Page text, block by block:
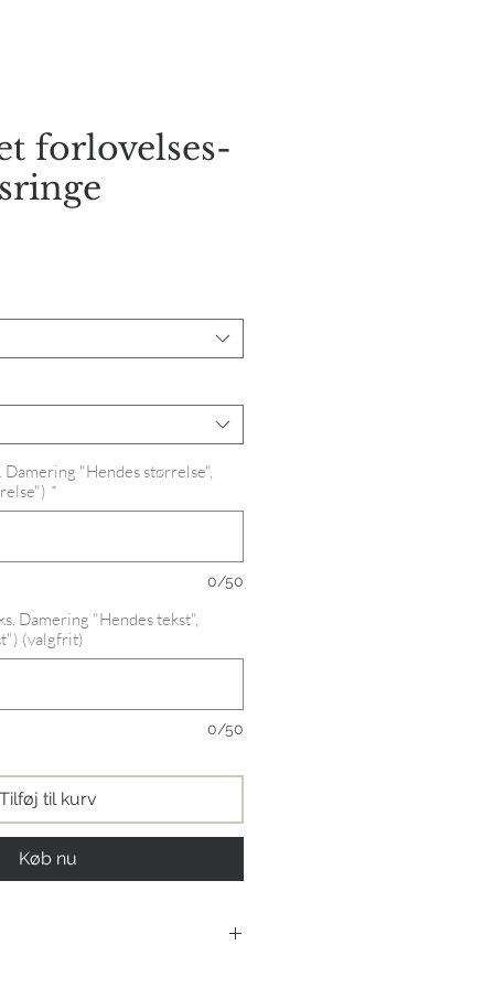
forlovelses-
Damering "Hendes størrelse",
*
0/50
Damering "Hendes tekst",
(valgfrit)
0/50
Tilføj til kurv
Køb nu